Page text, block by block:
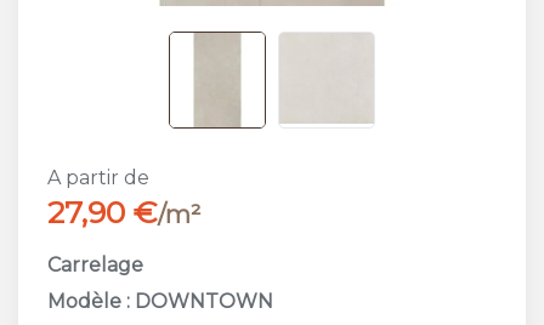
A partir de
27,90 €/m²
Carrelage
Modèle : DOWNTOWN